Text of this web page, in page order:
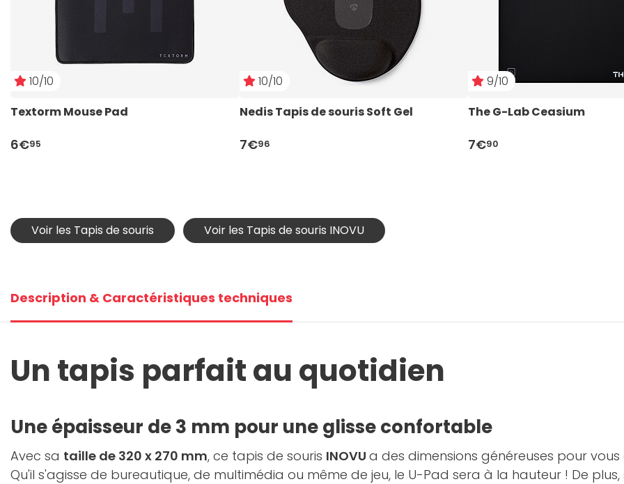
10/10
Textorm Mouse Pad
6€95
10/10
Nedis Tapis de souris Soft Gel
7€96
9/10
The G-Lab Ceasium
7€90
Voir les Tapis de souris Voir les Tapis de souris INOVU
Description & Caractéristiques techniques
Un tapis parfait au quotidien
Une épaisseur de 3 mm pour une glisse confortable
Avec sa taille de 320 x 270 mm, ce tapis de souris INOVU a des dimensions généreuses pour
Qu'il s'agisse de bureautique, de multimédia ou même de jeu, le U-Pad sera à la hauteur ! De